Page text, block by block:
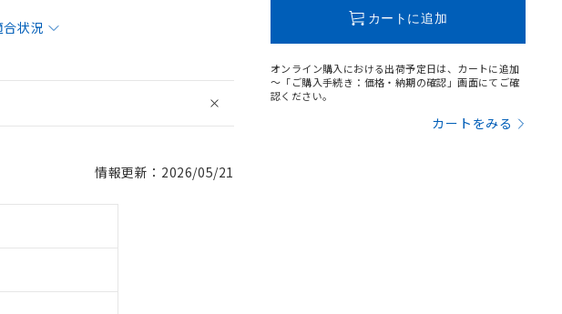
状況
情報更新：2026/05/21
カートに追加
オンライン購入における出荷予定日は、カートに追加
～「ご購入手続き：価格・納期の確認」画面にてご確
認ください。
カートをみる